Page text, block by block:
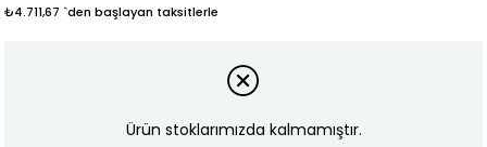
₺4.711,67 `den başlayan taksitlerle
Ürün stoklarımızda kalmamıştır.